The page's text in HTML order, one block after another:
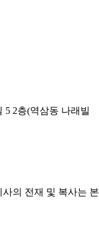
5 2층(역삼동 나래빌
의 전재 및 복사는 본